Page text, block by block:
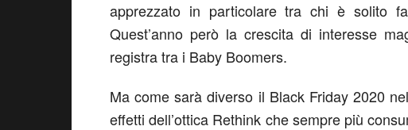
apprezzato in particolare tra chi è solito
Quest’anno però la crescita di interesse
registra tra i Baby Boomers.
Ma come sarà diverso il Black Friday 2020
effetti dell’ottica Rethink che sempre più